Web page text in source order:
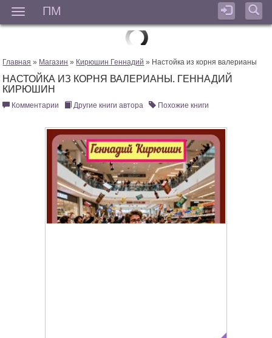
ПМ
Главная » Магазин » Кирюшин Геннадий » Настойка из корня валерианы
НАСТОЙКА ИЗ КОРНЯ ВАЛЕРИАНЫ. ГЕННАДИЙ
КИРЮШИН
Комментарии Другие книги автора Похожие книги